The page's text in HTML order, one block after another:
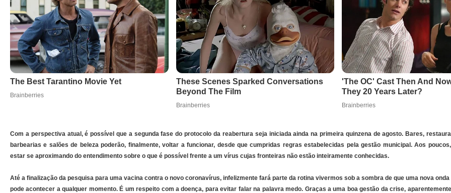
Com a perspectiva atual, é possível que a segunda fase do protocolo da reabertura seja iniciada ainda na primeira quinzena de agosto. Bares,
barbearias e salões de beleza poderão, finalmente, voltar a funcionar, desde que cumpridas regras estabelecidas pela gestão municipal. Aos
estar se aproximando do entendimento sobre o que é possível frente a um vírus cujas fronteiras não estão inteiramente conhecidas.
Até a finalização da pesquisa para uma vacina contra o novo coronavírus, infelizmente fará parte da rotina vivermos sob a sombra de que uma nova
pode acontecer a qualquer momento. É um respeito com a doença, para evitar falar na palavra medo. Graças a uma boa gestão da crise,